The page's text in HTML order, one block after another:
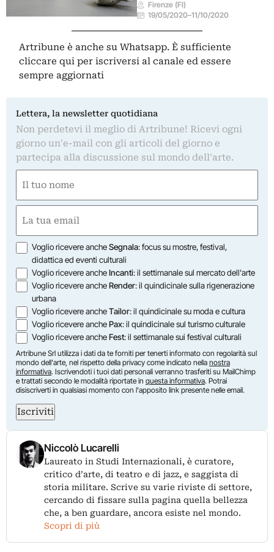
Firenze (FI)
19/05/2020–11/10/2020
Artribune è anche su Whatsapp. È sufficiente
cliccare qui per iscriversi al canale ed essere
sempre aggiornati
Lettera, la newsletter quotidiana
Non perdetevi il meglio di Artribune! Ricevi ogni
giorno un'e-mail con gli articoli del giorno e
partecipa alla discussione sul mondo dell'arte.
(Obbligatorio)
Nome
(Obbligatorio)
Opzioni
Voglio ricevere ancheSegnala: focus su mostre, festival,
didattica ed eventi culturali
Voglio ricevere ancheIncanti: il settimanale sul mercato dell'arte
Voglio ricevere ancheRender: il quindicinale sulla rigenerazione
urbana
Voglio ricevere ancheTailor: il quindicinale su moda e cultura
Voglio ricevere anchePax: il quindicinale sul turismo culturale
Voglio ricevere ancheFest: il settimanale sui festival culturali
Artribune Srl utilizza i dati da te forniti per tenerti informato con regolarità sul
mondo dell'arte, nel rispetto della privacy come indicato nella nostra
informativa. Iscrivendoti i tuoi dati personali verranno trasferiti su MailChimp
e trattati secondo le modalità riportate in questa informativa. Potrai
disiscriverti in qualsiasi momento con l'apposito link presente nelle email.
Iscriviti
Niccolò Lucarelli
Laureato in Studi Internazionali, è curatore,
critico d’arte, di teatro e di jazz, e saggista di
storia militare. Scrive su varie riviste di settore,
cercando di fissare sulla pagina quella bellezza
che, a ben guardare, ancora esiste nel mondo.
Scopri di più